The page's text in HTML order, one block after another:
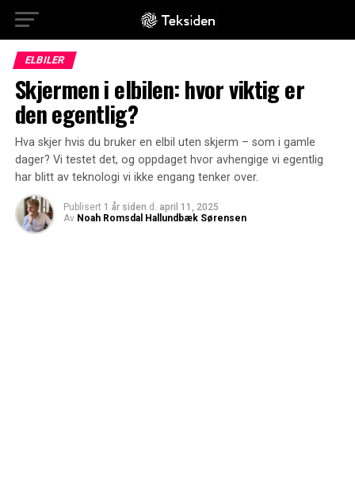
ELBILER
Skjermen i elbilen: hvor viktig er
den egentlig?
Hva skjer hvis du bruker en elbil uten skjerm – som i gamle
dager? Vi testet det, og oppdaget hvor avhengige vi egentlig
har blitt av teknologi vi ikke engang tenker over.
Publisert 1 år siden d. april 11, 2025
Av Noah Romsdal Hallundbæk Sørensen